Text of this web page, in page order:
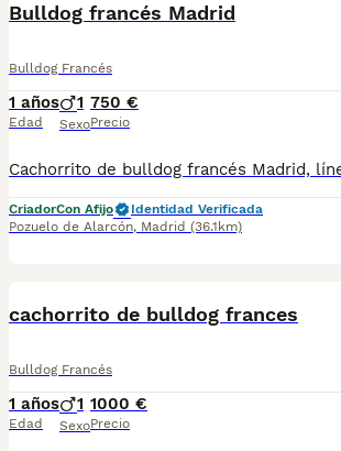
Bulldog francés Madrid
Bulldog Francés
1 años
Edad
1
Sexo
750 €
Precio
CriadorCon Afijo
Identidad Verificada
Pozuelo de Alarcón, Madrid (36.1km)
cachorrito de bulldog frances
Bulldog Francés
1 años
Edad
1
Sexo
1000 €
Precio